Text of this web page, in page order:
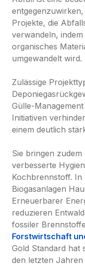
Projekte, die
verwandeln,
organisches
umgewandelt wird.
Zulässige
Gülle-
Initiativen
einem deutlich
Sie bringen
verbesserte
Kochbrennstoff. In
Biogasanlagen
Erneuerbarer
reduzieren
fossiler
Forstwirtschaft
Gold Standard hat
den letzten